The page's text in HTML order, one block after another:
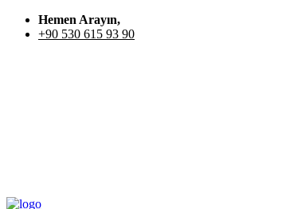
Hemen Arayın,
+90 530 615 93 90